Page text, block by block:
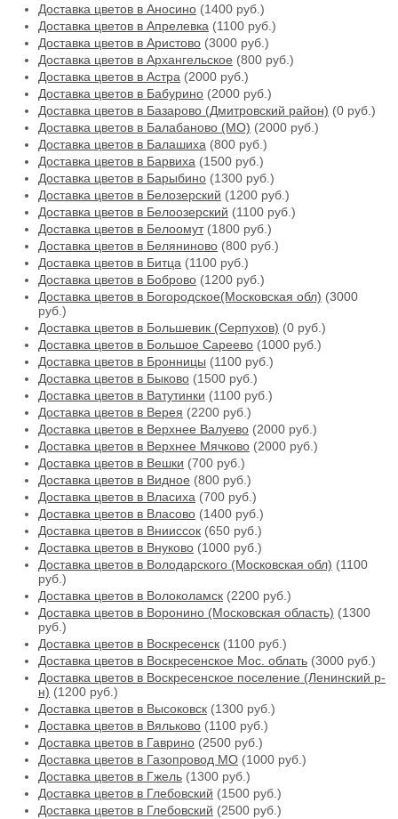
Доставка цветов в Аносино (1400 руб.)
Доставка цветов в Апрелевка (1100 руб.)
Доставка цветов в Аристово (3000 руб.)
Доставка цветов в Архангельское (800 руб.)
Доставка цветов в Астра (2000 руб.)
Доставка цветов в Бабурино (2000 руб.)
Доставка цветов в Базарово (Дмитровский район) (0 руб.)
Доставка цветов в Балабаново (МО) (2000 руб.)
Доставка цветов в Балашиха (800 руб.)
Доставка цветов в Барвиха (1500 руб.)
Доставка цветов в Барыбино (1300 руб.)
Доставка цветов в Белозерский (1200 руб.)
Доставка цветов в Белоозерский (1100 руб.)
Доставка цветов в Белоомут(1800 руб.)
Доставка цветов в Беляниново (800 руб.)
Доставка цветов в Битца (1100 руб.)
Доставка цветов в Боброво (1200 руб.)
Доставка цветов в Богородское(Московская обл) (3000
руб.)
Доставка цветов в Большевик (Серпухов) (0 руб.)
Доставка цветов в Большое Сареево (1000 руб.)
Доставка цветов в Бронницы (1100 руб.)
Доставка цветов в Быково (1500 руб.)
Доставка цветов в Ватутинки (1100 руб.)
Доставка цветов в Верея (2200 руб.)
Доставка цветов в Верхнее Валуево (2000 руб.)
Доставка цветов в Верхнее Мячково (2000 руб.)
Доставка цветов в Вешки (700 руб.)
Доставка цветов в Видное (800 руб.)
Доставка цветов в Власиха (700 руб.)
Доставка цветов в Власово (1400 руб.)
Доставка цветов в Внииссок (650 руб.)
Доставка цветов в Внуково (1000 руб.)
Доставка цветов в Володарского (Московская обл) (1100
руб.)
Доставка цветов в Волоколамск (2200 руб.)
Доставка цветов в Воронино (Московская область) (1300
руб.)
Доставка цветов в Воскресенск (1100 руб.)
Доставка цветов в Воскресенское Мос. облать (3000 руб.)
Доставка цветов в Воскресенское поселение (Ленинский р-
н) (1200 руб.)
Доставка цветов в Высоковск (1300 руб.)
Доставка цветов в Вяльково (1100 руб.)
Доставка цветов в Гаврино (2500 руб.)
Доставка цветов в Газопровод МО (1000 руб.)
Доставка цветов в Гжель (1300 руб.)
Доставка цветов в Глебовский (1500 руб.)
Доставка цветов в Глебовский (2500 руб.)